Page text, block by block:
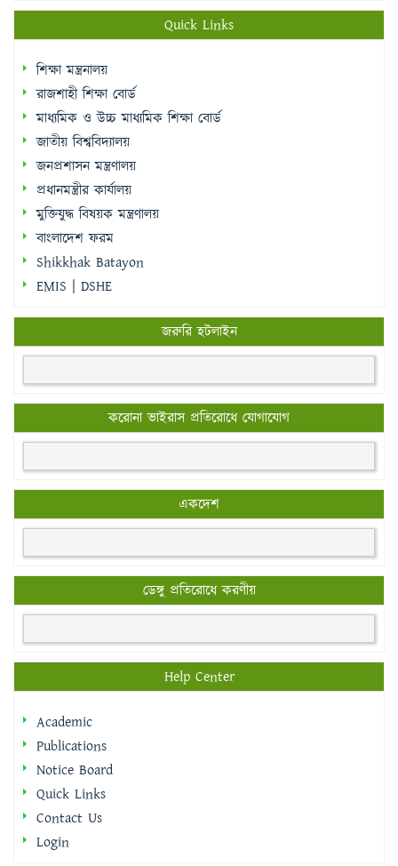
Quick Links
শিক্ষা মন্ত্রনালয়
রাজশাহী শিক্ষা বোর্ড
মাধ্যমিক ও উচ্চ মাধ্যমিক শিক্ষা বোর্ড
জাতীয় বিশ্ববিদ্যালয়
জনপ্রশাসন মন্ত্রণালয়
প্রধানমন্ত্রীর কার্যালয়
মুক্তিযুদ্ধ বিষয়ক মন্ত্রণালয়
বাংলাদেশ ফরম
Shikkhak Batayon
EMIS | DSHE
জরুরি হটলাইন
করোনা ভাইরাস প্রতিরোধে যোগাযোগ
একদেশ
ডেঙ্গু প্রতিরোধে করণীয়
Help Center
Academic
Publications
Notice Board
Quick Links
Contact Us
Login